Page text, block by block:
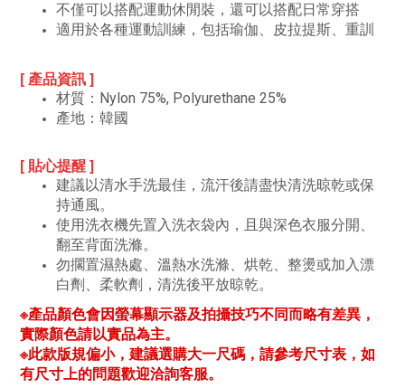
不僅可以搭配運動休閒裝，還可以搭配日常穿搭
適用於各種運動訓練，包括瑜伽、皮拉提斯、重訓
[ 產品資訊 ]
材質：Nylon 75%, Polyurethane 25%
產地：韓國
[ 貼心提醒 ]
建議以清水手洗最佳，流汗後請盡快清洗晾乾或保
持通風。
使用洗衣機先置入洗衣袋內，且與深色衣服分開、
翻至背面洗滌。
勿擱置濕熱處、溫熱水洗滌、烘乾、整燙或加入漂
白劑、柔軟劑，清洗後平放晾乾。
※產品顏色會因螢幕顯示器及拍攝技巧不同而略有差異，
實際顏色請以實品為主。
※此款版規偏小，建議選購大一尺碼，請參考尺寸表，如
有尺寸上的問題歡迎洽詢客服。